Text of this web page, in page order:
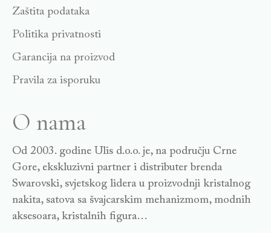
Zaštita podataka
Politika privatnosti
Garancija na proizvod
Pravila za isporuku
O nama
Od 2003. godine Ulis d.o.o. je, na području Crne
Gore, ekskluzivni partner i distributer brenda
Swarovski, svjetskog lidera u proizvodnji kristalnog
nakita, satova sa švajcarskim mehanizmom, modnih
aksesoara, kristalnih figura…